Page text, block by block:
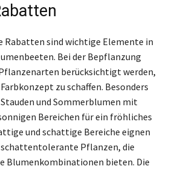
Rabatten sind wichtige Elemente in
Bei der Bepflanzung
berücksichtigt werden,
zu schaffen. Besonders
und Sommerblumen mit
Bereichen für ein fröhliches
und schattige Bereiche eignen
Pflanzen, die
Blumenkombinationen bieten. Die